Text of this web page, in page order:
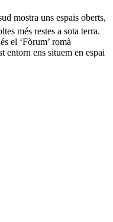
mostra uns espais oberts,
més restes a sota terra.
el ‘Fòrum’ romà
entorn ens situem en espai